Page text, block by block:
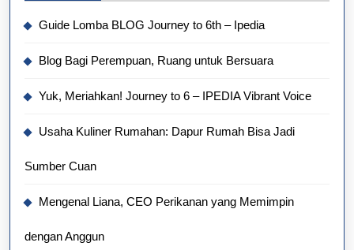
Guide Lomba BLOG Journey to 6th – Ipedia
Blog Bagi Perempuan, Ruang untuk Bersuara
Yuk, Meriahkan! Journey to 6 – IPEDIA Vibrant Voice
Usaha Kuliner Rumahan: Dapur Rumah Bisa Jadi
Sumber Cuan
Mengenal Liana, CEO Perikanan yang Memimpin
dengan Anggun